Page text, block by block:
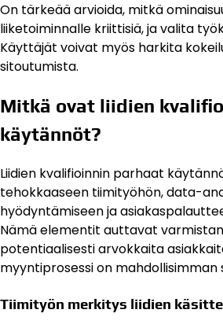
On tärkeää arvioida, mitkä
liiketoiminnalle kriittisiä, ja valita
Käyttäjät voivat myös harkita
sitoutumista.
Mitkä ovat liidien
käytännöt?
Liidien kvalifioinnin parhaat
tehokkaaseen tiimityöhön, data-
hyödyntämiseen ja
Nämä elementit auttavat
potentiaalisesti arvokkaita
myyntiprosessi on mahdollisimman
Tiimityön merkitys liidien